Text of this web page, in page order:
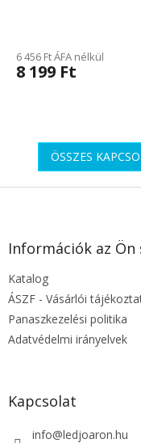
átlagos
értékelése
6 456 Ft ÁFA nélkül
8 199 Ft
ÖSSZES
L
Információk az Ön
Katalog
ÁSZF - Vásárlói
Panaszkezelési politika
Adatvédelmi irányelvek
Kapcsolat
info@ledjoaron.hu